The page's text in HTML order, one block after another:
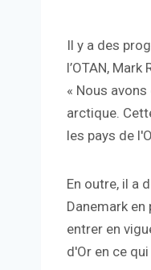
Il y a des
l’OTAN,
« Nous
arctique.
les pays de
En outre, il a
Danemark
entrer en
d'Or en ce